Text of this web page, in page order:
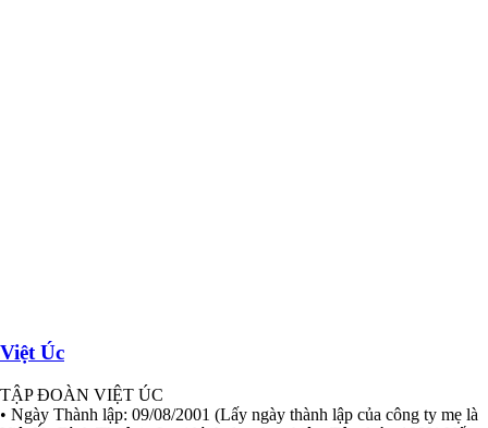
Việt Úc
TẬP ĐOÀN VIỆT ÚC
• Ngày Thành lập: 09/08/2001 (Lấy ngày thành lập của công ty mẹ là